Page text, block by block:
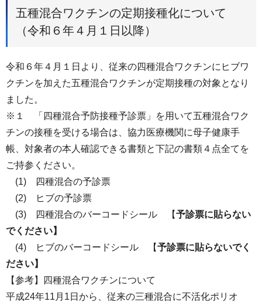
五種混合ワクチンの定期接種化について
（令和６年４月１日以降）
令和６年４月１日より、従来の四種混合ワクチンにヒブワ
クチンを加えた五種混合ワクチンが定期接種の対象となり
ました。
※１ 「四種混合予防接種予診票」を用いて五種混合ワク
チンの接種を受ける場合は、協力医療機関に母子健康手
帳、対象者の本人確認できる書類と下記の書類４点全てを
ご持参ください。
(1) 四種混合の予診票
(2) ヒブの予診票
(3) 四種混合のバーコードシール 【予診票に貼らない
でください】
(4) ヒブのバーコードシール 【予診票に貼らないでく
ださい】
【参考】四種混合ワクチンについて
平成24年11月1日から、従来の三種混合に不活化ポリオ